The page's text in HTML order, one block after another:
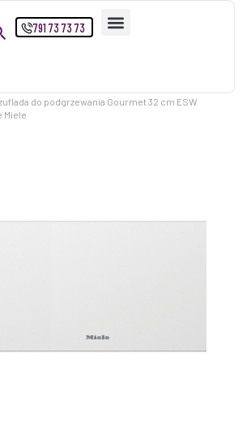
791 73 73 73
do podgrzewania Gourmet 32 cm ESW
Miele